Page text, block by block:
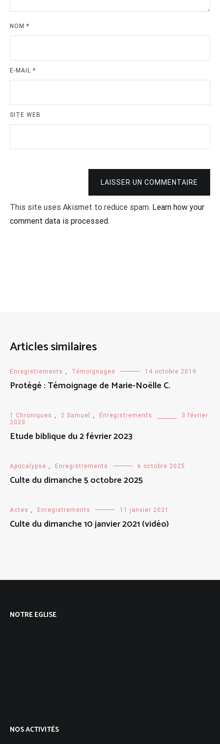
NOM *
E-MAIL *
SITE WEB
LAISSER UN COMMENTAIRE
This site uses Akismet to reduce spam. Learn how your
comment data is processed.
Articles similaires
Enregistrements Témoignages 14 octobre 2019
Protégé : Témoignage de Marie-Noëlle C.
1 Chroniques 2 Samuel Enregistrements
3 février
2023
Etude biblique du 2 février 2023
Apocalypse Enregistrements 6 octobre 2025
Culte du dimanche 5 octobre 2025
Actes Enregistrements 11 janvier 2021
Culte du dimanche 10 janvier 2021 (vidéo)
NOTRE EGLISE
NOS ACTIVITÉS